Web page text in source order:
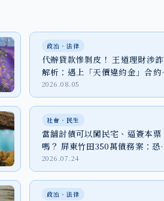
政治‧法律
代辦貸款慘剝皮！ 王道理財涉
解析：遇上「天價違約金」合約
怎麼辦？
2026.08.05
社會‧民生
當舖討債可以闖民宅、逼簽本票
嗎？ 屏東竹田350萬債務案：恐
取財、強制罪與家屬自保
2026.07.24
政治‧法律